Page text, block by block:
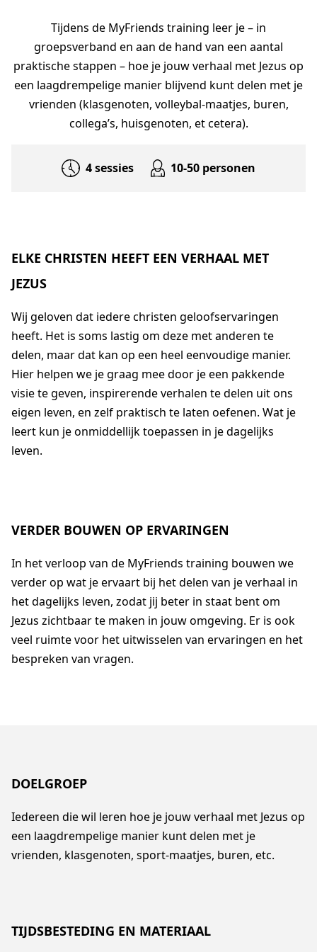
AGAPÈ STUDENTLIFE
FAMILYLIFE
ATHLETES IN ACTION
ER IS HOOP
CHURCH MOVEMENTS
LEADER IMPACT NEXT
Tijdens de MyFriends training leer je – in
groepsverband en aan de hand van een aantal
praktische stappen – hoe je jouw verhaal met Jezus op
een laagdrempelige manier blijvend kunt delen met je
vrienden (klasgenoten, volleybal-maatjes, buren,
collega’s, huisgenoten, et cetera).
4 sessies 10-50 personen
ELKE CHRISTEN HEEFT EEN VERHAAL MET
JEZUS
Wij geloven dat iedere christen geloofservaringen
heeft. Het is soms lastig om deze met anderen te
delen, maar dat kan op een heel eenvoudige manier.
Hier helpen we je graag mee door je een pakkende
visie te geven, inspirerende verhalen te delen uit ons
eigen leven, en zelf praktisch te laten oefenen. Wat je
leert kun je onmiddellijk toepassen in je dagelijks
leven.
VERDER BOUWEN OP ERVARINGEN
In het verloop van de MyFriends training bouwen we
verder op wat je ervaart bij het delen van je verhaal in
het dagelijks leven, zodat jij beter in staat bent om
Jezus zichtbaar te maken in jouw omgeving. Er is ook
veel ruimte voor het uitwisselen van ervaringen en het
bespreken van vragen.
DOELGROEP
Iedereen die wil leren hoe je jouw verhaal met Jezus op
een laagdrempelige manier kunt delen met je
vrienden, klasgenoten, sport-maatjes, buren, etc.
TIJDSBESTEDING EN MATERIAAL